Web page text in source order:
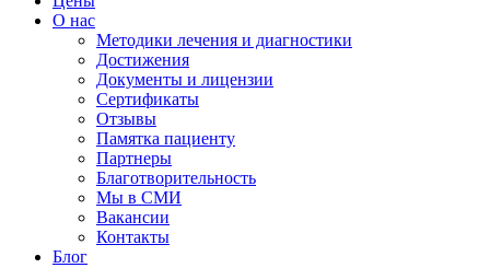
О нас
Методики лечения и диагностики
Достижения
Документы и лицензии
Сертификаты
Отзывы
Памятка пациенту
Партнеры
Благотворительность
Мы в СМИ
Вакансии
Контакты
Блог